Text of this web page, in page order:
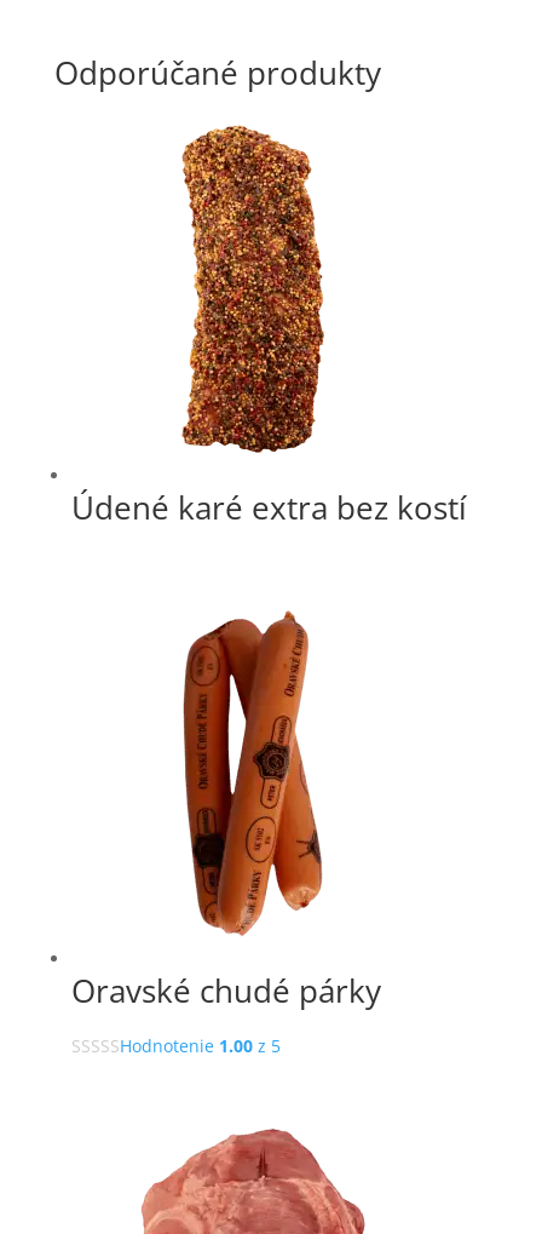
Odporúčané produkty
Údené karé extra bez kostí
Oravské chudé párky
Hodnotenie 1.00z 5